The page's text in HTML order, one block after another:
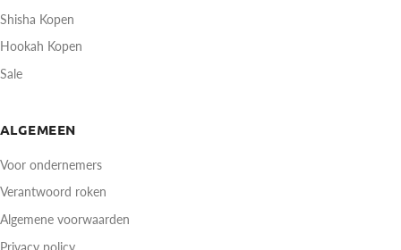
Shisha Kopen
Hookah Kopen
Sale
ALGEMEEN
Voor ondernemers
Verantwoord roken
Algemene voorwaarden
Privacy policy